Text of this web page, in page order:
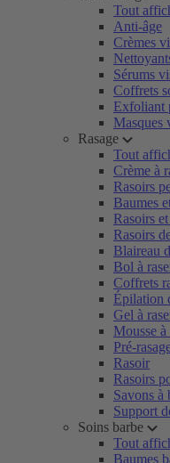
Tout
Anti-âge
Crèmes
Sérums
Coffrets
Exfoliant
Masques
Rasage
Tout
Crème à
Rasoirs
Baumes
Rasoirs
Rasoirs
Blaireau
Bol à
Coffrets
Épilation
Gel à
Mousse à
Pré-
Rasoir
Rasoirs
Savons à
Support
Soins barbe
Tout
Baumes